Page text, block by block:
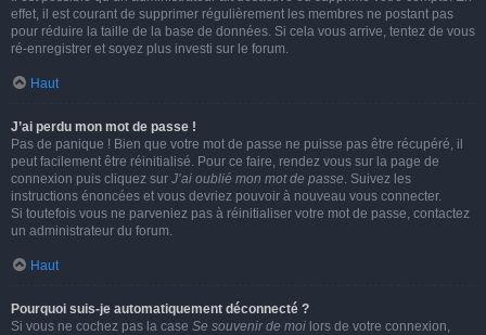
effet, il est courant de supprimer régulièrement les membres ne postant pas
pour réduire la taille de la base de données. Si cela vous arrive, tentez de vous
ré-enregistrer et soyez plus investi sur le forum.
Haut
J’ai perdu mon mot de passe !
Pas de panique ! Bien que votre mot de passe ne puisse pas être récupéré, il
peut facilement être réinitialisé. Pour ce faire, rendez vous sur la page de
connexion puis cliquez sur J’ai oublié mon mot de passe. Suivez les
instructions énoncées et vous devriez pouvoir à nouveau vous connecter.
Si toutefois vous ne parveniez pas à réinitialiser votre mot de passe, contactez
un administrateur du forum.
Haut
Pourquoi suis-je automatiquement déconnecté ?
Si vous ne cochez pas la case Se souvenir de moi lors de votre connexion,